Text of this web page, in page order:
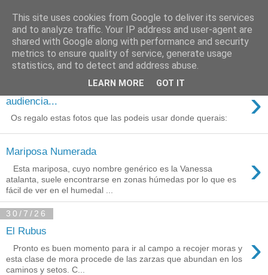
Está de pinga
3/8/26
Agradecimientos a Ares por su
audiencia...
›
Os regalo estas fotos que las podeis usar donde querais:
Mariposa Numerada ›
Esta mariposa, cuyo nombre genérico es la Vanessa
atalanta, suele encontrarse en zonas húmedas por lo que es
fácil de ver en el humedal ...
30/7/26
El Rubus ›
Pronto es buen momento para ir al campo a recojer moras y
esta clase de mora procede de las zarzas que abundan en los
caminos y setos. C...
This site uses cookies from Google to deliver its services
and to analyze traffic. Your IP address and user-agent are
shared with Google along with performance and security
metrics to ensure quality of service, generate usage
statistics, and to detect and address abuse.
LEARN MORE GOT IT